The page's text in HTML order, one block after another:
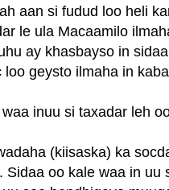
aan si fudud loo heli
le ula Macaamilo
ay khasbayso in
geysto ilmaha in
inuu si taxadar leh
(kiisaska) ka
Sidaa oo kale waa in uu